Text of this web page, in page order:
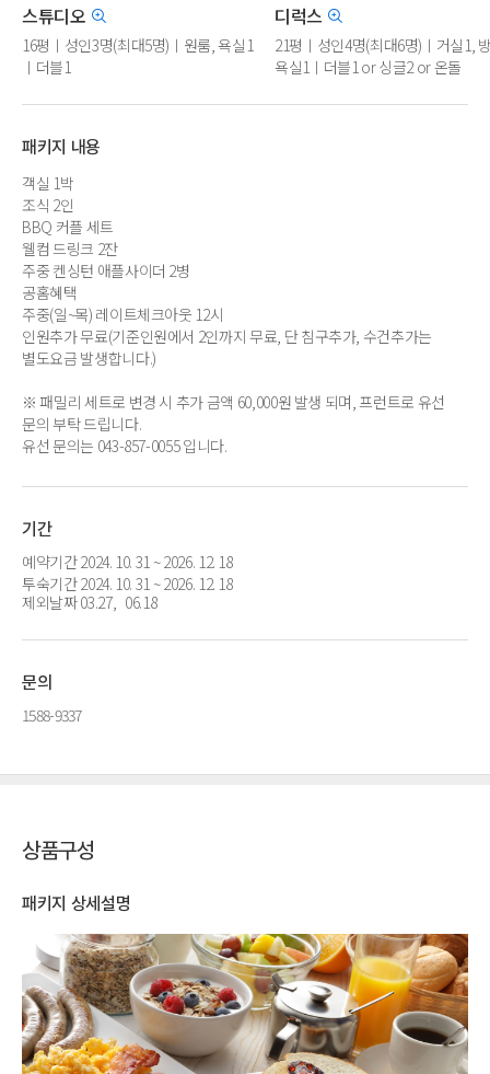
스튜디오
16평ㅣ성인3명(최대5명)ㅣ원룸, 욕실1
ㅣ더블1
디럭스
21평ㅣ성인4명(최대6명)ㅣ거실1,
욕실1ㅣ더블1 or 싱글2 or 온돌
패키지 내용
객실 1박
조식 2인
BBQ 커플 세트
웰컴 드링크 2잔
주중 켄싱턴 애플사이더 2병
공홈혜택
주중(일~목) 레이트체크아웃 12시
인원추가 무료(기준인원에서 2인까지 무료, 단 침구추가, 수건추가는
별도요금 발생합니다.)
※ 패밀리 세트로 변경 시 추가 금액 60,000원 발생 되며, 프런트로 유선
문의 부탁 드립니다.
유선 문의는 043-857-0055 입니다.
기간
예약기간 2024. 10. 31 ~ 2026. 12. 18
투숙기간 2024. 10. 31 ~ 2026. 12. 18
제외날짜 03.27, 06.18
문의
1588-9337
상품구성
패키지 상세설명